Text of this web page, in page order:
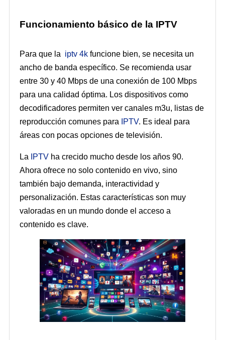
Funcionamiento básico de la IPTV
Para que la iptv 4k funcione bien, se necesita un
ancho de banda específico. Se recomienda usar
entre 30 y 40 Mbps de una conexión de 100 Mbps
para una calidad óptima. Los dispositivos como
decodificadores permiten ver canales m3u, listas de
reproducción comunes para
IPTV. Es ideal para
áreas con pocas opciones de televisión.
La IPTV ha crecido mucho desde los años 90.
Ahora ofrece no solo contenido en vivo, sino
también bajo demanda, interactividad y
personalización. Estas características son muy
valoradas en un mundo donde el acceso a
contenido es clave.